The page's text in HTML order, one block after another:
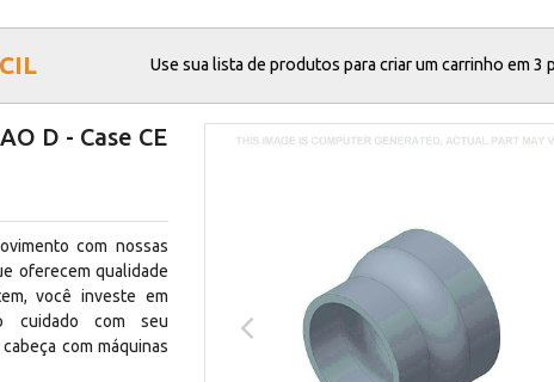
Use sua lista de produtos para criar um carrinho em 3
D - Case CE
com nossas
oferecem qualidade
você investe em
cuidado com seu
com máquinas